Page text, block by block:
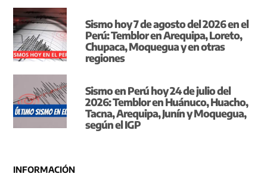
Sismo hoy 7 de agosto del 2026 en el
Perú: Temblor en Arequipa, Loreto,
Chupaca, Moquegua y en otras
regiones
Sismo en Perú hoy 24 de julio del
2026: Temblor en Huánuco, Huacho,
Tacna, Arequipa, Junín y Moquegua,
según el IGP
INFORMACIÓN